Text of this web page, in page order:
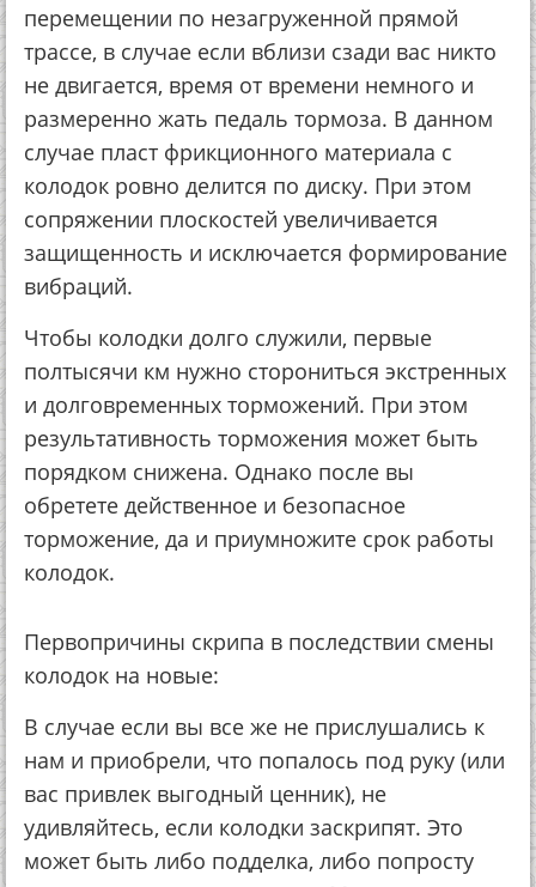
перемещении по незагруженной прямой
трассе, в случае если вблизи сзади вас никто
не двигается, время от времени немного и
размеренно жать педаль тормоза. В данном
случае пласт фрикционного материала с
колодок ровно делится по диску. При этом
сопряжении плоскостей увеличивается
защищенность и исключается формирование
вибраций.
Чтобы колодки долго служили, первые
полтысячи км нужно сторониться экстренных
и долговременных торможений. При этом
результативность торможения может быть
порядком снижена. Однако после вы
обретете действенное и безопасное
торможение, да и приумножите срок работы
колодок.
Первопричины скрипа в последствии смены
колодок на новые:
В случае если вы все же не прислушались к
нам и приобрели, что попалось под руку (или
вас привлек выгодный ценник), не
удивляйтесь, если колодки заскрипят. Это
может быть либо подделка, либо попросту